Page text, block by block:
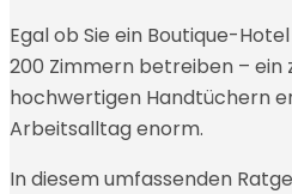
Egal ob Sie ein Boutique-
200 Zimmern betreiben – ein
hochwertigen Handtüchern
Arbeitsalltag enorm.
In diesem umfassenden